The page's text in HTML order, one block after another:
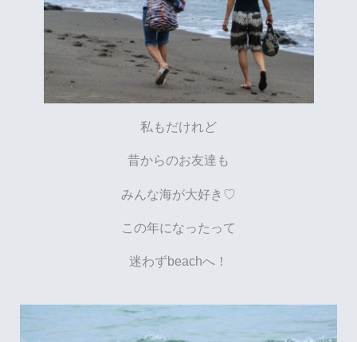
私もだけれど
昔からのお友達も
みんな海が大好き♡
この年になったって
迷わずbeachへ！